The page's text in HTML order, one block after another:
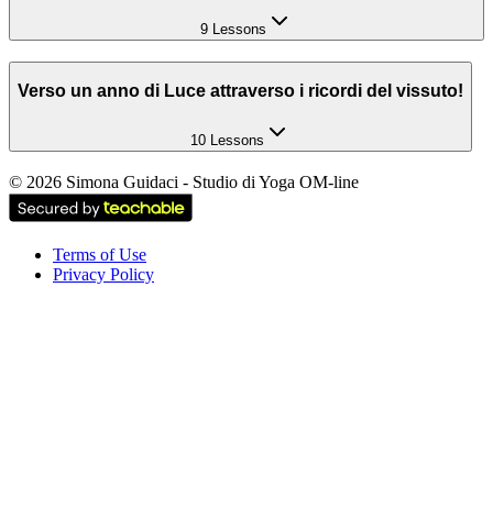
9 Lessons
Verso un anno di Luce attraverso i ricordi del vissuto!
10 Lessons
© 2026 Simona Guidaci - Studio di Yoga OM-line
Terms of Use
Privacy Policy